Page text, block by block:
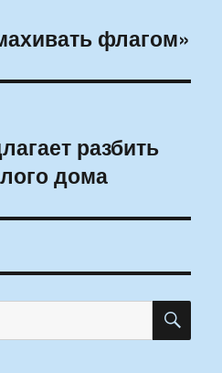
флагом»
разбить
дома